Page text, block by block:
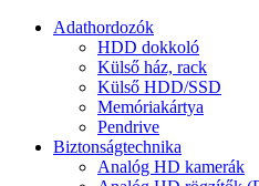
Adathordozók
HDD dokkoló
Külső ház, rack
Külső HDD/SSD
Memóriakártya
Pendrive
Biztonságtechnika
Analóg HD kamerák